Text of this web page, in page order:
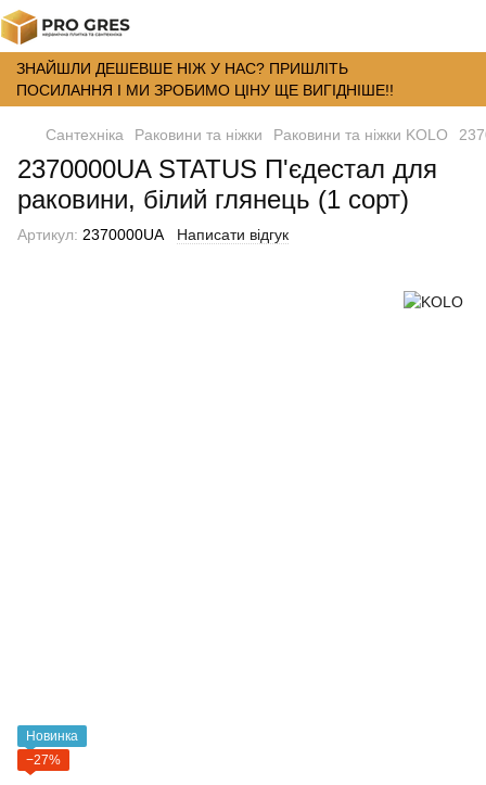
ЗНАЙШЛИ ДЕШЕВШЕ НІЖ У НАС? ПРИШЛІТЬ
ПОСИЛАННЯ І МИ ЗРОБИМО ЦІНУ ЩЕ ВИГІДНІШЕ!!
Сантехніка Раковини та ніжки Раковини та ніжки KOLO
2370000UA STATUS П'єдестал для
раковини, білий глянець (1 сорт)
Артикул: 2370000UA Написати відгук
Новинка
−27%